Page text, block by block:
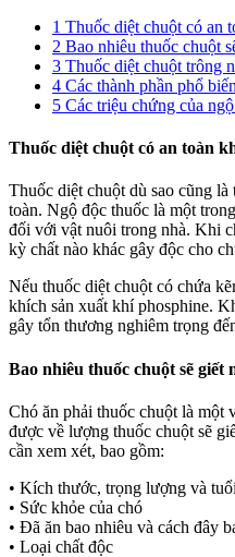
1 Thuốc diệt chuột có an
2 Bao nhiêu thuốc chuột
3 Thuốc diệt chuột trông
4 Các thành phần phổ
5 Các triệu chứng của
Thuốc diệt chuột có an toàn
Thuốc diệt chuột dù sao cũng
toàn. Ngộ độc thuốc là một
đối với vật nuôi trong nhà. Khi
kỳ chất nào khác gây độc cho
Nếu thuốc diệt chuột có chứa
khích sản xuất khí phosphine.
gây tổn thương nghiêm trọng
Bao nhiêu thuốc chuột sẽ giết
Chó ăn phải thuốc chuột là một
được về lượng thuốc chuột sẽ
cần xem xét, bao gồm:
• Kích thước, trọng lượng và
• Sức khỏe của chó
• Đã ăn bao nhiêu và cách đây
• Loại chất độc